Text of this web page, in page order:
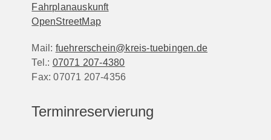
Fahrplanauskunft
OpenStreetMap
Mail: fuehrerschein@kreis-tuebingen.de
Tel.: 07071 207-4380
Fax: 07071 207-4356
Terminreservierung